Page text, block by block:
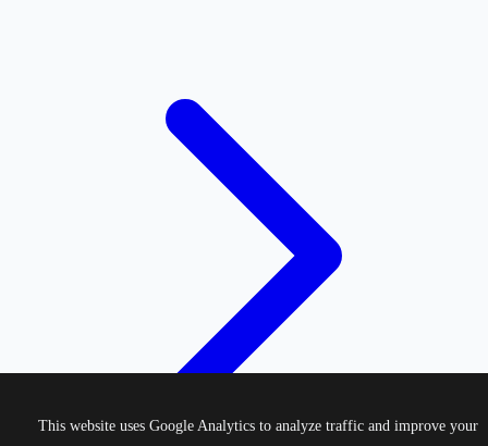
This website uses Google Analytics to analyze traffic and improve your